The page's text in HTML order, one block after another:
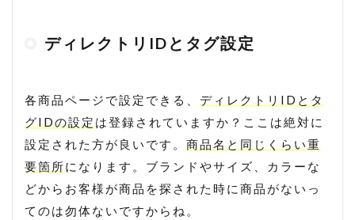
ディレクトリIDとタグ設定
各商品ページで設定できる、 ディレクトリIDとタ
グIDの設定 は登録されていますか？ここは絶対に
設定された方が良いです。 商品名と同じくらい重
要箇所になります。ブランドやサイズ、カラーな
どからお客様が商品を探された時に商品がないっ
てのは勿体ないですからね。